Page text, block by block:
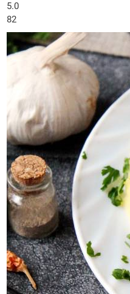
5.0
82